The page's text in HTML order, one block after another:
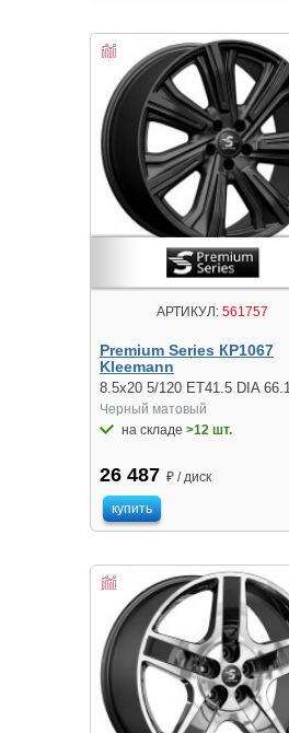
АРТИКУЛ:561757
Premium Series КР1067
Kleemann
8.5x20 5/120 ET41.5 DIA 66.1
Черный матовый
на складе >12 шт.
26 487 ₽ / диск
купить